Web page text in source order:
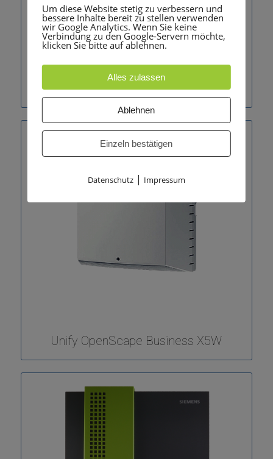
Unify OpenScape Business X5R
Unify OpenScape Business X5W
Um diese Website stetig zu verbessern und
bessere Inhalte bereit zu stellen verwenden
wir Google Analytics. Wenn Sie keine
Verbindung zu den Google-Servern möchte,
klicken Sie bitte auf ablehnen.
Alles zulassen
Ablehnen
Einzeln bestätigen
Datenschutz| Impressum